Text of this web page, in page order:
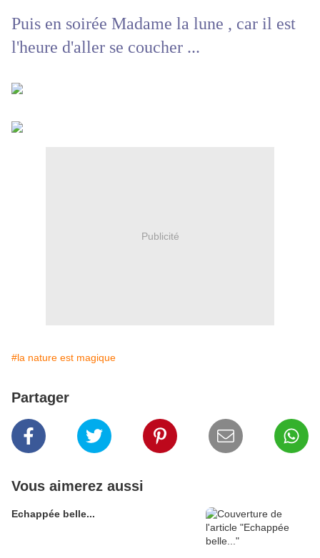
Puis en soirée Madame la lune , car il est
l'heure d'aller se coucher ...
Publicité
#la nature est magique
Partager
Vous aimerez aussi
Echappée belle...